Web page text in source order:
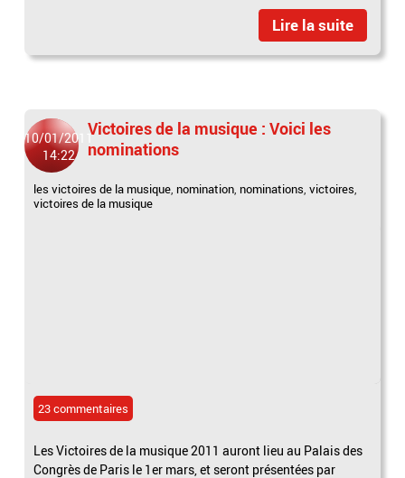
Lire la suite
10/01/2011
14:22
Victoires de la musique : Voici les
nominations
les victoires de la musique, nomination, nominations,victoires,
victoires de la musique
23 commentaires
Les Victoires de la musique 2011 auront lieu au Palais des
Congrès de Paris le 1er mars, et seront présentées par